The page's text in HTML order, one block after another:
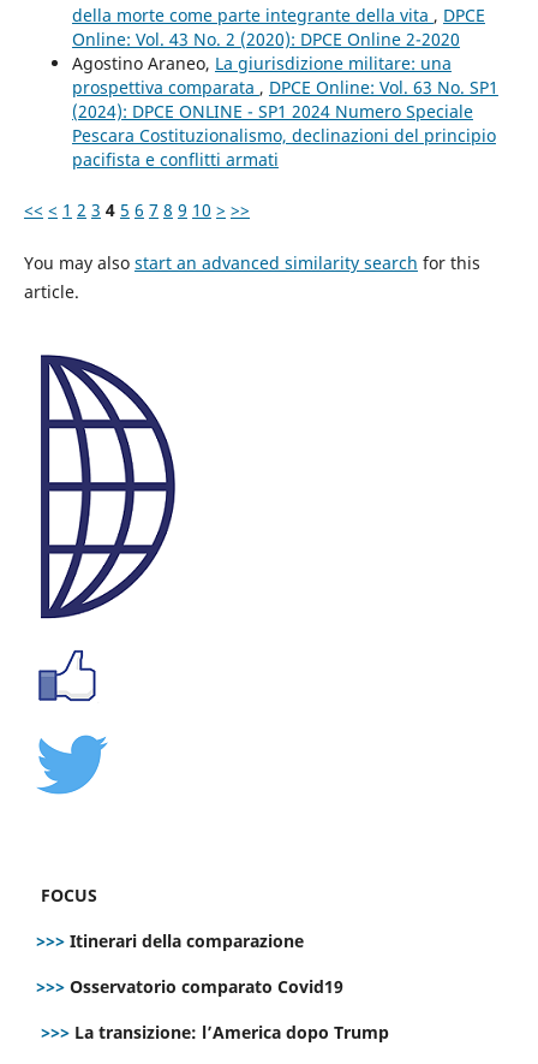
della morte come parte integrante della vita , DPCE
Online: Vol. 43 No. 2 (2020): DPCE Online 2-2020
Agostino Araneo, La giurisdizione militare: una
prospettiva comparata , DPCE Online: Vol. 63 No. SP1
(2024): DPCE ONLINE - SP1 2024 Numero Speciale
Pescara Costituzionalismo, declinazioni del principio
pacifista e conflitti armati
<< < 1 2 3 4 5 6 7 8 9 10 > >>
You may also start an advanced similarity search for this
article.
FOCUS
>>> Itinerari della comparazione
>>> Osservatorio comparato Covid19
>>> La transizione: l’America dopo Trump